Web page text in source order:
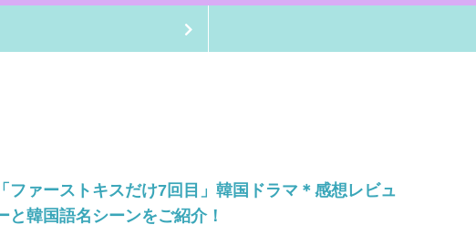
「ファーストキスだけ7回目」韓国ドラマ＊感想レビュ
と韓国語名シーンをご紹介！